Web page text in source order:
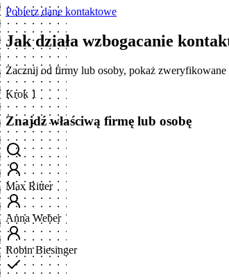
Pobierz dane kontaktowe
Jak działa wzbogacanie
Zacznij od firmy lub osoby, pokaż
Krok 1
Znajdź właściwą firmę lub osobę
Max Ritter
Anna Weber
Robin Biesinger